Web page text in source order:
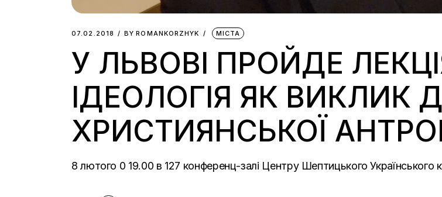
07.02.2018 BY ROMANKORZHYK МІСТА
У ЛЬВОВІ ПРОЙДЕ
ІДЕОЛОГІЯ ЯК ВИКЛИК
ХРИСТИЯНСЬКОЇ
8 лютого 0 19.00 в 127 конференц-залі Центру Шептицького Українського